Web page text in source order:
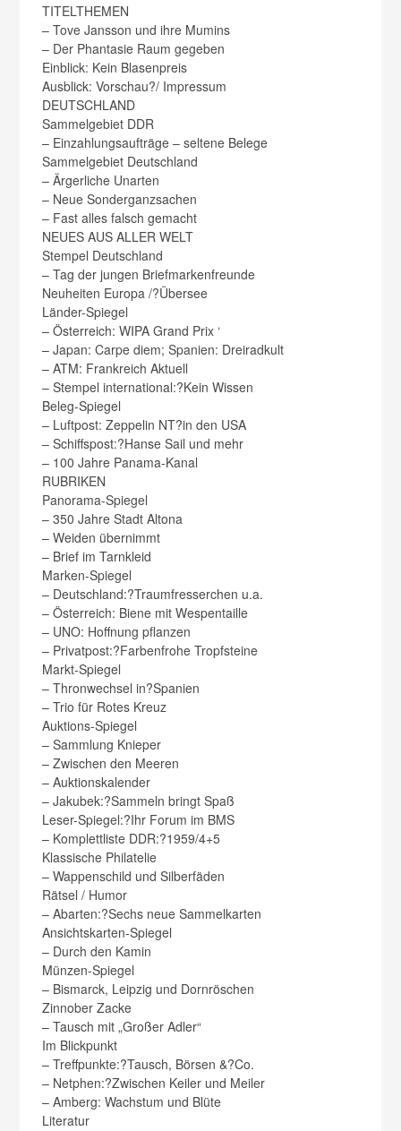
TITELTHEMEN
– Tove Jansson und ihre Mumins
– Der Phantasie Raum gegeben
Einblick: Kein Blasenpreis
Ausblick: Vorschau?/ Impressum
DEUTSCHLAND
Sammelgebiet DDR
– Einzahlungsaufträge – seltene Belege
Sammelgebiet Deutschland
– Ärgerliche Unarten
– Neue Sonderganzsachen
– Fast alles falsch gemacht
NEUES AUS ALLER WELT
Stempel Deutschland
– Tag der jungen Briefmarkenfreunde
Neuheiten Europa /?Übersee
Länder-Spiegel
– Österreich: WIPA Grand Prix ‘
– Japan: Carpe diem; Spanien: Dreiradkult
– ATM: Frankreich Aktuell
– Stempel international:?Kein Wissen
Beleg-Spiegel
– Luftpost: Zeppelin NT?in den USA
– Schiffspost:?Hanse Sail und mehr
– 100 Jahre Panama-Kanal
RUBRIKEN
Panorama-Spiegel
– 350 Jahre Stadt Altona
– Weiden übernimmt
– Brief im Tarnkleid
Marken-Spiegel
– Deutschland:?Traumfresserchen u.a.
– Österreich: Biene mit Wespentaille
– UNO: Hoffnung pflanzen
– Privatpost:?Farbenfrohe Tropfsteine
Markt-Spiegel
– Thronwechsel in?Spanien
– Trio für Rotes Kreuz
Auktions-Spiegel
– Sammlung Knieper
– Zwischen den Meeren
– Auktionskalender
– Jakubek:?Sammeln bringt Spaß
Leser-Spiegel:?Ihr Forum im BMS
– Komplettliste DDR:?1959/4+5
Klassische Philatelie
– Wappenschild und Silberfäden
Rätsel / Humor
– Abarten:?Sechs neue Sammelkarten
Ansichtskarten-Spiegel
– Durch den Kamin
Münzen-Spiegel
– Bismarck, Leipzig und Dornröschen
Zinnober Zacke
– Tausch mit „Großer Adler“
Im Blickpunkt
– Treffpunkte:?Tausch, Börsen &?Co.
– Netphen:?Zwischen Keiler und Meiler
– Amberg: Wachstum und Blüte
Literatur